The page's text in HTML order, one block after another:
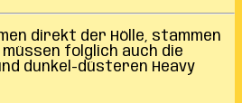
direkt der Hölle, stammen
müssen folglich auch die
dunkel-düsteren Heavy